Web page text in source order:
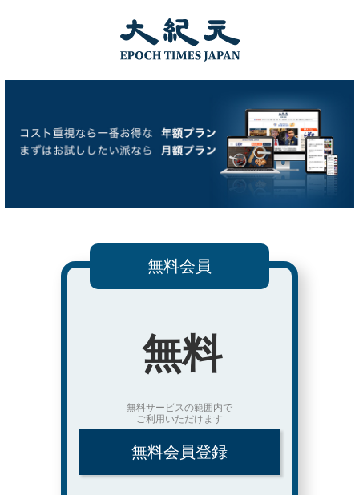
無料会員
無料
無料サービスの範囲内で
ご利用いただけます
無料会員登録